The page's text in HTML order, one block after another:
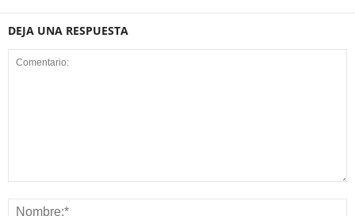
DEJA UNA RESPUESTA